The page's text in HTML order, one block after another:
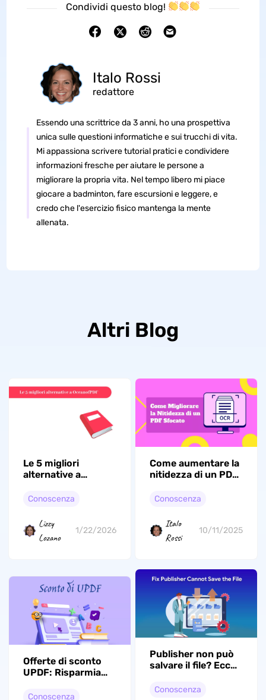
Condividi questo blog!
Italo Rossi
redattore
Essendo una scrittrice da 3 anni, ho una prospettiva
unica sulle questioni informatiche e sui trucchi di vita.
Mi appassiona scrivere tutorial pratici e condividere
informazioni fresche per aiutare le persone a
migliorare la propria vita. Nel tempo libero mi piace
giocare a badminton, fare escursioni e leggere, e
credo che l'esercizio fisico mantenga la mente
allenata.
Altri Blog
Le 5 migliori
alternative a
(elenco aggiornato)
Conoscenza
Lizzy
Lozano
1/22/2026
Come aumentare la
nitidezza di un PDF
migliorarne la
Conoscenza
Italo
Rossi
10/11/2025
Offerte di sconto
UPDF: Risparmia
Conoscenza
Publisher non può
salvare il file? Ecco
Conoscenza